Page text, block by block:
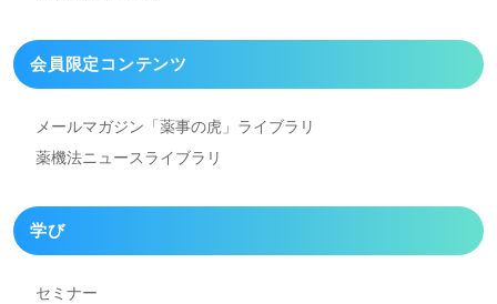
会員限定コンテンツ
メールマガジン「薬事の虎」 ライブラリ
薬機法ニュースライブラリ
学び
セミナー